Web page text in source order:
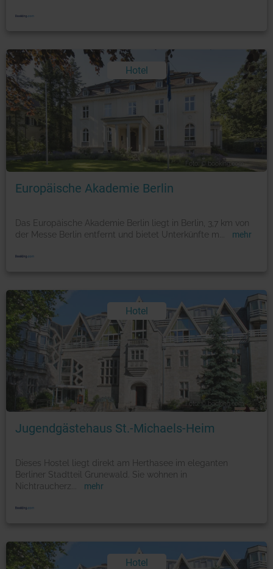
Hotel
Foto: © booking.com
Europäische Akademie Berlin
Das Europäische Akademie Berlin liegt in Berlin, 3,7 km von
der Messe Berlin entfernt und bietet Unterkünfte m
mehr
Hotel
Foto: © booking.com
Jugendgästehaus St.-Michaels-Heim
Dieses Hostel liegt direkt am Herthasee im eleganten
Berliner Stadtteil Grunewald. Sie wohnen in
Nichtraucherz
mehr
Hotel